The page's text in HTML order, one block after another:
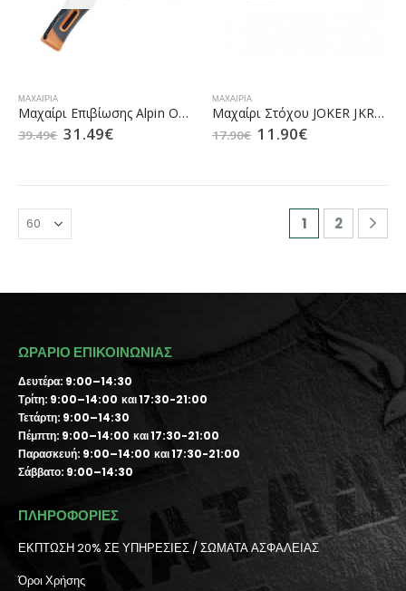
ΜΑΧΑΊΡΙΑ
Μαχαίρι Επιβίωσης Αlpin Outdoor Tactical Survival TD-05
39.49€ 31.49€
ΜΑΧΑΊΡΙΑ
Μαχαίρι Στόχου JOKER JKR0522 10cm
17.90€ 11.90€
1 2
ΩΡΑΡΙΟ ΕΠΙΚΟΙΝΩΝΙΑΣ
Δευτέρα: 9:00–14:30
Τρίτη: 9:00–14:00 και 17:30-21:00
Τετάρτη: 9:00–14:30
Πέμπτη: 9:00–14:00 και 17:30-21:00
Παρασκευή: 9:00–14:00 και 17:30-21:00
Σάββατο: 9:00–14:30
ΠΛΗΡΟΦΟΡΙΕΣ
ΕΚΠΤΩΣΗ 20% ΣΕ ΥΠΗΡΕΣΙΕΣ / ΣΩΜΑΤΑ ΑΣΦΑΛΕΙΑΣ
Όροι Χρήσης